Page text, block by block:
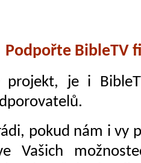
Podpořte BibleTV
projekt, je i
pokud nám i vy
Vašich